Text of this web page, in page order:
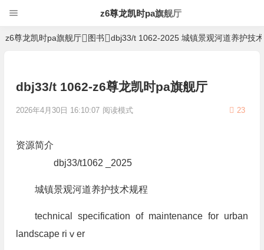
z6尊龙凯时pa旗舰厅
z6尊龙凯时pa旗舰厅 图书 dbj33/t 1062-2025 城镇景观河道养护技
dbj33/t 1062-z6尊龙凯时pa旗舰厅
2026年4月30日 16:10:07 23
阅读模式
资源简介
dbj33/t1062 _2025
城镇景观河道养护技术规程
technical specification of maintenance for urban
landscape riⅴer